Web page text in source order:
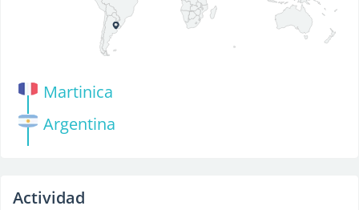
Martinica
Argentina
Actividad